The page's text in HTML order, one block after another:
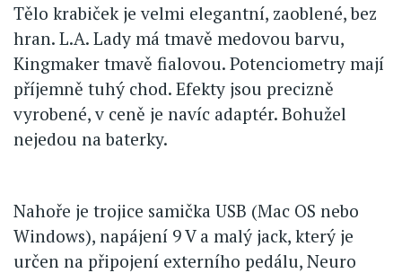
Tělo krabiček je velmi elegantní, zaoblené, bez
hran. L.A. Lady má tmavě medovou barvu,
Kingmaker tmavě fialovou. Potenciometry mají
příjemně tuhý chod. Efekty jsou precizně
vyrobené, v ceně je navíc adaptér. Bohužel
nejedou na baterky.
Nahoře je trojice samička USB (Mac OS nebo
Windows), napájení 9 V a malý jack, který je
určen na připojení externího pedálu, Neuro